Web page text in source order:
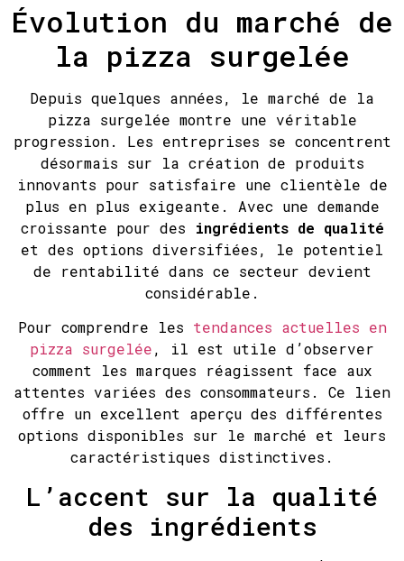
Évolution du marché de
la pizza surgelée
Depuis quelques années, le marché de la
pizza surgelée montre une véritable
progression. Les entreprises se concentrent
désormais sur la création de produits
innovants pour satisfaire une clientèle de
plus en plus exigeante. Avec une demande
croissante pour des
ingrédients de qualité
et des options diversifiées, le potentiel
de rentabilité dans ce secteur devient
considérable.
Pour comprendre les tendances actuelles en
pizza surgelée, il est utile d’observer
comment les marques réagissent face aux
attentes variées des consommateurs. Ce lien
offre un excellent aperçu des différentes
options disponibles sur le marché et leurs
caractéristiques distinctives.
L’accent sur la qualité
des ingrédients